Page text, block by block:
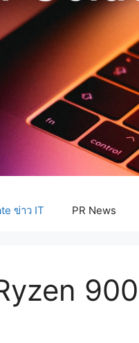
ข่าว IT PR News